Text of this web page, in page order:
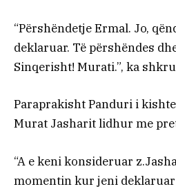
“Përshëndetje Ermal. Jo,
deklaruar. Të përshëndes
Sinqerisht! Murati.”, ka
Paraprakisht Panduri i
Murat Jasharit lidhur me
“A e keni konsideruar
momentin kur jeni deklaruar